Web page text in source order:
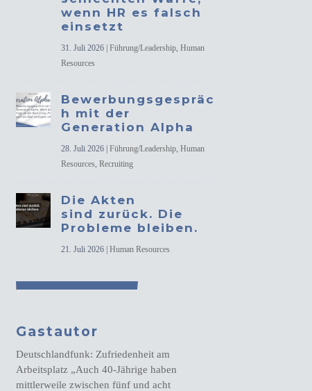
wenn HR es falsch
einsetzt
31. Juli 2026 |Führung/Leadership,Human
Resources
Bewerbungsgespräc
h mit der
Generation Alpha
28. Juli 2026 |Führung/Leadership,Human
Resources,Recruiting
Die Akten
sind zurück. Die
Probleme bleiben.
21. Juli 2026 |Human Resources
Gastautor
Deutschlandfunk: Zufriedenheit am
Arbeitsplatz „Auch 40-Jährige haben
mittlerweile zwischen fünf und acht